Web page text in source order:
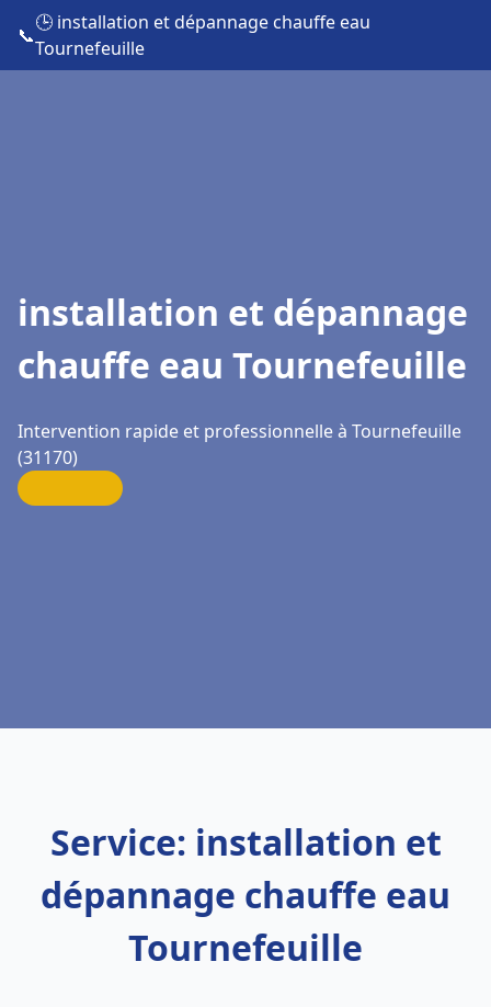
📞
🕒 installation et dépannage chauffe eau
Tournefeuille
installation et dépannage
chauffe eau Tournefeuille
Intervention rapide et professionnelle à Tournefeuille
(31170)
Service: installation et
dépannage chauffe eau
Tournefeuille